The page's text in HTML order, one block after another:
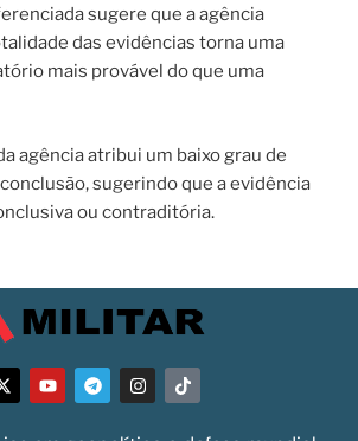
sugere que a agência
das evidências torna uma
mais provável do que uma
agência atribui um baixo grau de
sugerindo que a evidência
ou contraditória.